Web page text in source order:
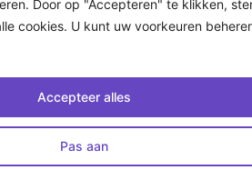
Door op "Accepteren" te klikken,
cookies. U kunt uw voorkeuren
Pas aan
Accepteer alles